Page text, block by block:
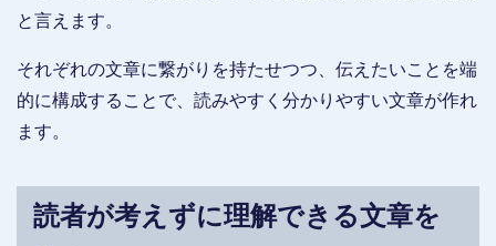
と言えます。
それぞれの文章に繋がりを持たせつつ、伝えたいことを端
的に構成することで、読みやすく分かりやすい文章が作れ
ます。
読者が考えずに理解できる文章を